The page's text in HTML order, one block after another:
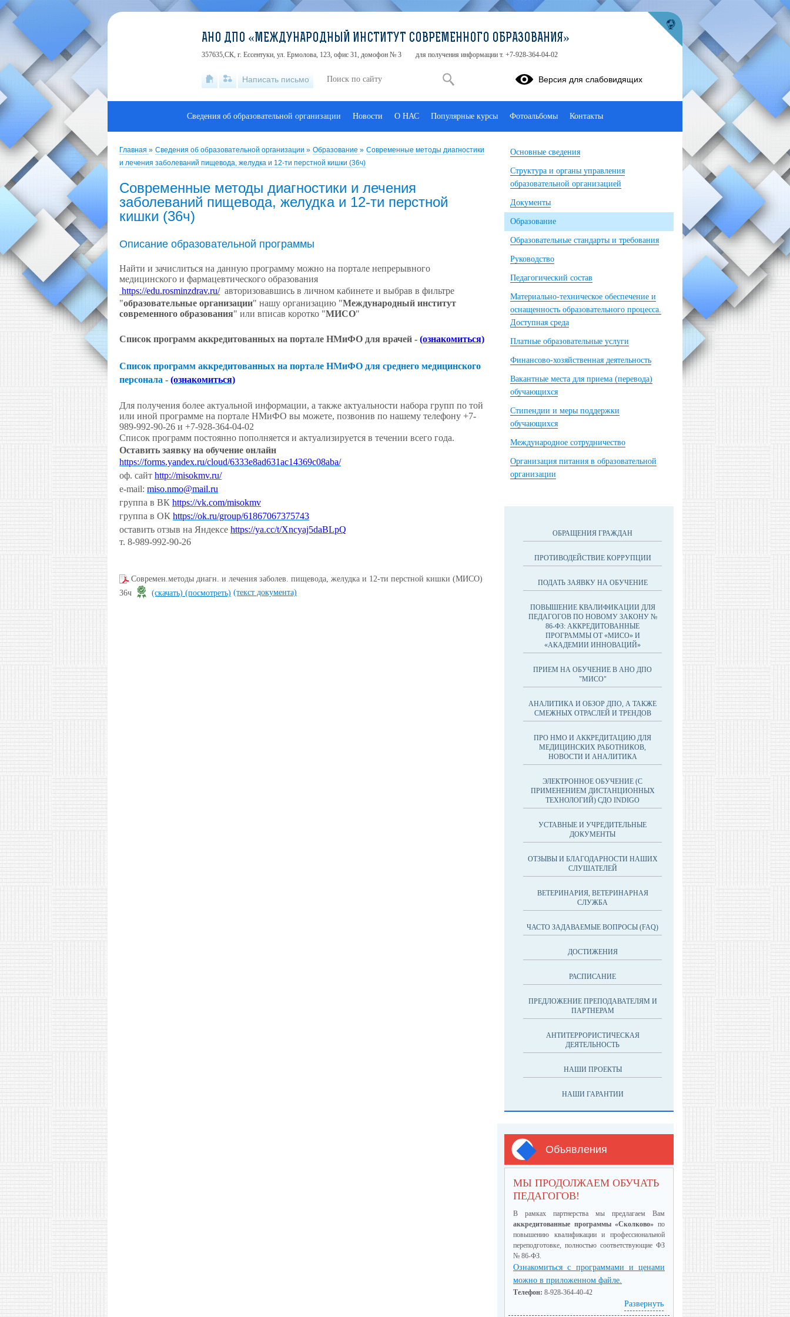
Главная » Сведения об образовательной организации » Образование » Современные методы диагностики
и лечения заболеваний пищевода, желудка и 12-ти перстной кишки (36ч)
Современные методы диагностики и лечения
заболеваний пищевода, желудка и 12-ти перстной
кишки (36ч)
Описание образовательной программы
Найти и зачислиться на данную программу можно на портале непрерывного
медицинского и фармацевтического образования
https://edu.rosminzdrav.ru/авторизовавшись в личном кабинете и выбрав в фильтре
"образовательные организации" нашу организацию "Международный институт
современного образования" или вписав коротко "МИСО"
Список программ аккредитованных на портале НМиФО для врачей - (ознакомиться)
Список программ аккредитованных на портале НМиФО для среднего медицинского
персонала - (ознакомиться)
Для получения более актуальной информации, а также актуальности набора групп по той
или иной программе на портале НМиФО вы можете, позвонив по нашему телефону +7-
989-992-90-26 и +7-928-364-04-02
Список программ постоянно пополняется и актуализируется в течении всего года.
Оставить заявку на обучение онлайн
https://forms.yandex.ru/cloud/6333e8ad631ac14369c08aba/
оф. сайт http://misokmv.ru/
e-mail: miso.nmo@mail.ru
группа в ВК https://vk.com/misokmv
группа в ОК https://ok.ru/group/61867067375743
оставить отзыв на Яндексе https://ya.cc/t/Xncyaj5daBLpQ
т. 8-989-992-90-26
Современ.методы диагн. и лечения заболев. пищевода, желудка и 12-ти перстной кишки (МИСО)
36ч
(скачать) (посмотреть) (текст документа)
Основные сведения
Структура и органы управления
образовательной организацией
Документы
Образование
Образовательные стандарты и требования
Руководство
Педагогический состав
Материально-техническое обеспечение и
оснащенность образовательного процесса.
Доступная среда
Платные образовательные услуги
Финансово-хозяйственная деятельность
Вакантные места для приема (перевода)
обучающихся
Стипендии и меры поддержки
обучающихся
Международное сотрудничество
Организация питания в образовательной
организации
ОБРАЩЕНИЯ ГРАЖДАН
ПРОТИВОДЕЙСТВИЕ КОРРУПЦИИ
ПОДАТЬ ЗАЯВКУ НА ОБУЧЕНИЕ
ПОВЫШЕНИЕ КВАЛИФИКАЦИИ ДЛЯ
ПЕДАГОГОВ ПО НОВОМУ ЗАКОНУ №
86-ФЗ: АККРЕДИТОВАННЫЕ
ПРОГРАММЫ ОТ «МИСО» И
«АКАДЕМИИ ИННОВАЦИЙ»
ПРИЕМ НА ОБУЧЕНИЕ В АНО ДПО
"МИСО"
АНАЛИТИКА И ОБЗОР ДПО, А ТАКЖЕ
СМЕЖНЫХ ОТРАСЛЕЙ И ТРЕНДОВ
ПРО НМО И АККРЕДИТАЦИЮ ДЛЯ
МЕДИЦИНСКИХ РАБОТНИКОВ,
НОВОСТИ И АНАЛИТИКА
ЭЛЕКТРОННОЕ ОБУЧЕНИЕ (С
ПРИМЕНЕНИЕМ ДИСТАНЦИОННЫХ
ТЕХНОЛОГИЙ) СДО INDIGO
УСТАВНЫЕ И УЧРЕДИТЕЛЬНЫЕ
ДОКУМЕНТЫ
ОТЗЫВЫ И БЛАГОДАРНОСТИ НАШИХ
СЛУШАТЕЛЕЙ
ВЕТЕРИНАРИЯ, ВЕТЕРИНАРНАЯ
СЛУЖБА
ЧАСТО ЗАДАВАЕМЫЕ ВОПРОСЫ (FAQ)
ДОСТИЖЕНИЯ
РАСПИСАНИЕ
ПРЕДЛОЖЕНИЕ ПРЕПОДАВАТЕЛЯМ И
ПАРТНЕРАМ
АНТИТЕРРОРИСТИЧЕСКАЯ
ДЕЯТЕЛЬНОСТЬ
НАШИ ПРОЕКТЫ
НАШИ ГАРАНТИИ
Объявления
МЫ ПРОДОЛЖАЕМ ОБУЧАТЬ
ПЕДАГОГОВ!
В рамках партнерства мы предлагаем Вам
аккредитованные программы «Сколково» по
повышению квалификации и профессиональной
переподготовке, полностью соответствующие ФЗ
№ 86-ФЗ.
Ознакомиться с программами и ценами
можно в приложенном файле.
Телефон: 8-928-364-40-42
Развернуть
АНО ДПО «МЕЖДУНАРОДНЫЙ ИНСТИТУТ СОВРЕМЕННОГО ОБРАЗОВАНИЯ»
357635,СК, г. Ессентуки, ул. Ермолова, 123, офис 31, домофон № 3 для получения информации т. +7-928-364-04-02
Написать письмо Версия для слабовидящих
Сведения об образовательной организации Новости О НАС Популярные курсы Фотоальбомы Контакты